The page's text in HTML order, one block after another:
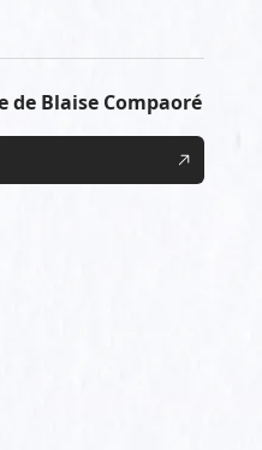
Blaise Compaoré